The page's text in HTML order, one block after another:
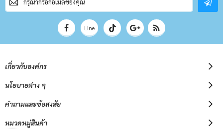
สมาชิก
จดหมาย
Line
เกี่ยวกับองค์กร
นโยบายต่าง ๆ
คำถามและข้อสงสัย
หมวดหมู่สินค้า